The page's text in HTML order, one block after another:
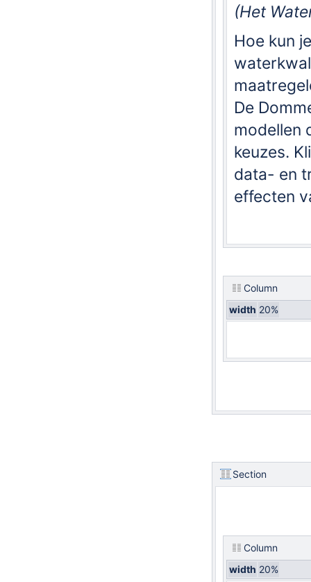
(Het
Hoe kun
De
modellen
keuzes.
data- en
effecten
Column
width 20%
Section
Column
width 20%